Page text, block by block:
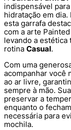
indispensável
hidratação em dia.
esta garrafa
com a arte
levando a estética
rotina Casual.
Com uma
acompanhar você
ao ar livre,
sempre à mão. Sua
preservar a
enquanto o
necessária para
mochila.